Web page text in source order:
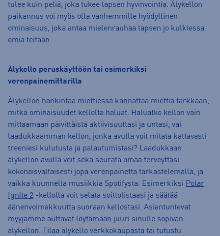
tulee kuin peliä, joka tukee lapsen hyvinvointia. Älykellon
paikannus voi myös olla vanhemmille hyödyllinen
ominaisuus, joka antaa mielenrauhaa lapsen jo kulkiessa
omia teitään.
Älykello peruskäyttöön tai esimerkiksi
verenpainemittarilla
Älykellon hankintaa miettiessä kannattaa miettiä tarkkaan,
mitkä ominaisuudet kellolta haluat. Haluatko kellon vain
mittaamaan päivittäistä aktiivisuuttasi ja untasi, vai
laadukkaamman kellon, jonka avulla voit mitata kattavasti
treeniesi kulutusta ja palautumistasi? Laadukkaan
älykellon avulla voit sekä seurata omaa terveyttäsi
kokonaisvaltaisesti jopa verenpainetta tarkastelemalla, ja
vaikka kuunnella musiikkia Spotifysta. Esimerkiksi Polar
Ignite 2 -kellolla voit selata soittolistaasi ja säätää
äänenvoimakkuutta suoraan kellostasi. Asiantuntevat
myyjämme auttavat löytämään juuri sinulle sopivan
älykellon. Tilaa älykello verkkokaupasta tai tutustu